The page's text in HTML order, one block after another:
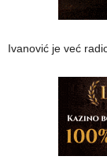
Ivanović je već